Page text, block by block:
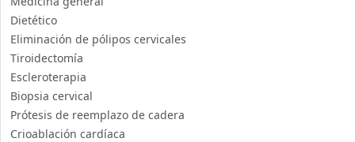
Dietético
Eliminación de pólipos cervicales
Tiroidectomía
Escleroterapia
Biopsia cervical
Prótesis de reemplazo de cadera
Crioablación cardíaca